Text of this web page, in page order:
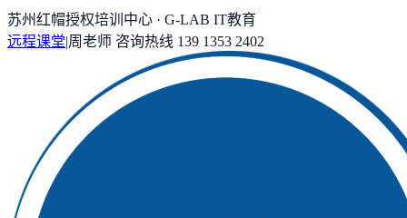
苏州红帽授权培训中心 · G-LAB IT教育
远程课堂|周老师 咨询热线 139 1353 2402